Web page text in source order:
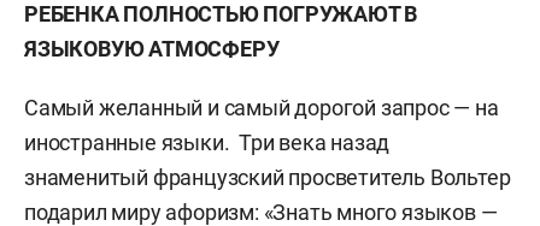
РЕБЕНКА ПОЛНОСТЬЮ ПОГРУЖАЮТ В
ЯЗЫКОВУЮ АТМОСФЕРУ
Самый желанный и самый дорогой запрос — на
иностранные языки. Три века назад
знаменитый французский просветитель Вольтер
подарил миру афоризм: «Знать много языков —